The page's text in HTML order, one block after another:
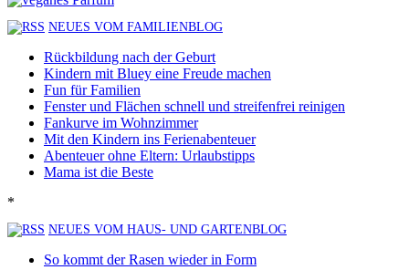
NEUES VOM FAMILIENBLOG
Rückbildung nach der Geburt
Kindern mit Bluey eine Freude machen
Fun für Familien
Fenster und Flächen schnell und streifenfrei reinigen
Fankurve im Wohnzimmer
Mit den Kindern ins Ferienabenteuer
Abenteuer ohne Eltern: Urlaubstipps
Mama ist die Beste
*
NEUES VOM HAUS- UND GARTENBLOG
So kommt der Rasen wieder in Form